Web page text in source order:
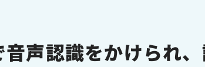
音声認識をかけられ